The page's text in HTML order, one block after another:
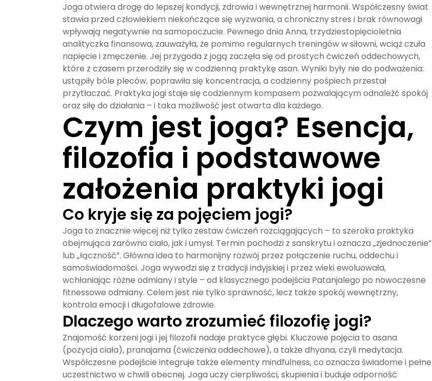
Joga otwiera drogę do lepszej kondycji, zdrowia i wewnętrznej harmonii. Współczesny świat
stawia przed człowiekiem niekończące się wyzwania, a chroniczny stres i brak równowagi
wpływają negatywnie na samopoczucie. Pewnego dnia Anna, trzydziestopięcioletnia
analityczka finansowa, zauważyła, że pomimo regularnych treningów w siłowni, wciąż czuła
napięcie i zmęczenie. Jej przygoda z jogą zaczęła się od prostych ćwiczeń oddechowych,
które z czasem przerodziły się w codzienną praktykę asan. Wyniki były nie do podważenia:
ustąpiły bóle pleców, poprawiła się koncentracja, a codzienny pośpiech przestał
przytłaczać. Praktyka jogi staje się codziennym kompasem pozwalającym odnaleźć spokój
oraz siłę do działania – i taka możliwość jest otwarta dla każdego.
Czym jest joga? Esencja,
filozofia i podstawowe
założenia praktyki jogi
Co kryje się za pojęciem jogi?
Joga to znacznie więcej niż tylko zestaw ćwiczeń rozciągających – to szeroka praktyka
obejmująca zarówno ciało, jak i umysł. Termin pochodzi z sanskrytu i oznacza „zjednoczenie”
lub „łączność”. Główna idea to harmonijny rozwój przez połączenie ruchu, oddechu i
samoświadomości. Joga wywodzi się z tradycji indyjskiej i przez wieki ewoluowała,
wchłaniając różne odmiany i style – od klasycznego podejścia Patanjalego po nowoczesne
fitnessowe odmiany. Celem jest nie tylko sprawność, lecz także spokój wewnętrzny,
kontrola emocji i długofalowe zdrowie.
Dlaczego warto zrozumieć filozofię jogi?
Znajomość korzeni jogi i jej filozofii nadaje praktyce głębi. Kluczowe pojęcia to asana
(pozycja ciała), pranajama (ćwiczenia oddechowe), a także dhyana, czyli medytacja.
Współczesne podejście integruje także elementy mindfulness, co oznacza świadome i pełne
uczestnictwo w chwili obecnej. Joga uczy cierpliwości, skupienia i buduje odporność